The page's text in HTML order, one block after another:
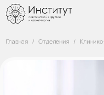
Главная Отделения